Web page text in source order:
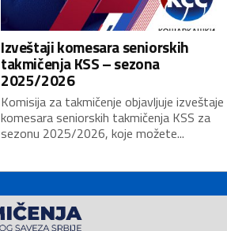
Izveštaji komesara seniorskih
takmičenja KSS – sezona
2025/2026
Komisija za takmičenje objavljuje izveštaje
komesara seniorskih takmičenja KSS za
sezonu 2025/2026, koje možete...